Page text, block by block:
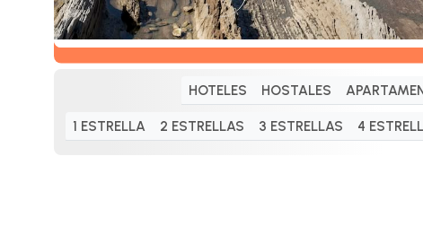
HOTELES HOSTALES
1 ESTRELLA 2 ESTRELLAS 3 ESTRELLAS 4